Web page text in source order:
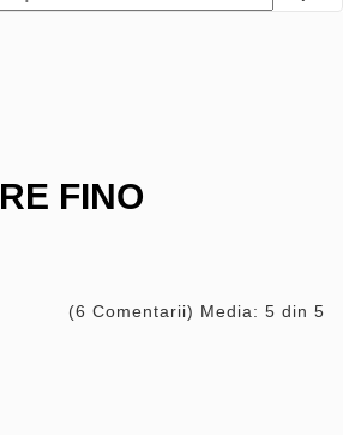
FINO
(6 Comentarii) Media: 5 din 5